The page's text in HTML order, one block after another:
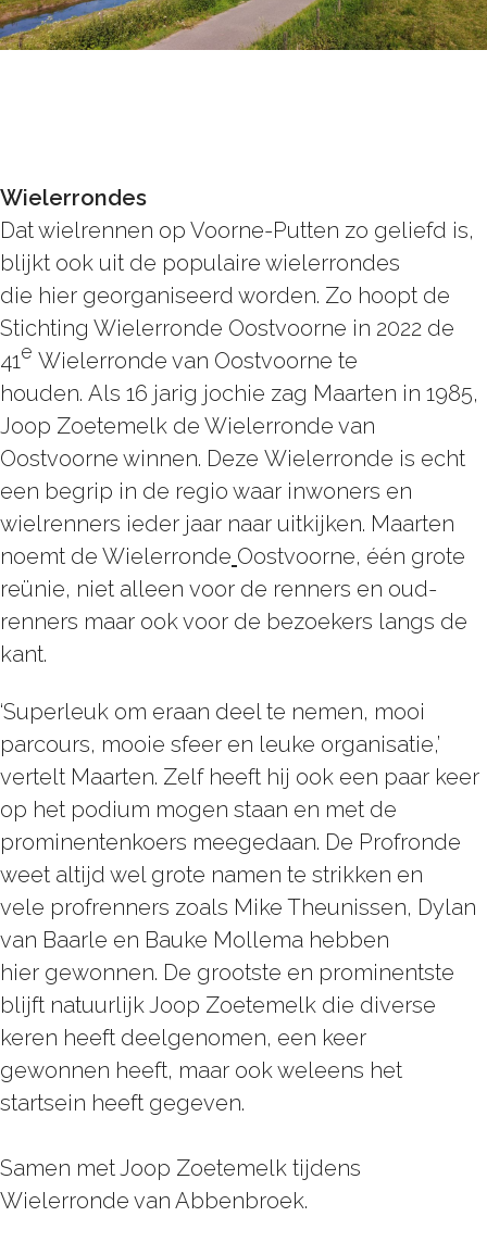
Wielerrondes
Dat wielrennen op Voorne-Putten zo geliefd is,
blijkt ook uit de populaire wielerrondes
die hier georganiseerd worden. Zo hoopt de
Stichting Wielerronde Oostvoorne in 2022 de
41e Wielerronde van Oostvoorne te
houden. Als 16 jarig jochie zag Maarten in 1985,
Joop Zoetemelk de Wielerronde van
Oostvoorne winnen. Deze Wielerronde is echt
een begrip in de regio waar inwoners en
wielrenners ieder jaar naar uitkijken. Maarten
noemt de Wielerronde Oostvoorne, één grote
reünie, niet alleen voor de renners en oud-
renners maar ook voor de bezoekers langs de
kant.
‘Superleuk om eraan deel te nemen, mooi
parcours, mooie sfeer en leuke organisatie,’
vertelt Maarten. Zelf heeft hij ook een paar keer
op het podium mogen staan en met de
prominentenkoers meegedaan. De Profronde
weet altijd wel grote namen te strikken en
vele profrenners zoals Mike Theunissen, Dylan
van Baarle en Bauke Mollema hebben
hier gewonnen. De grootste en prominentste
blijft natuurlijk Joop Zoetemelk die diverse
keren heeft deelgenomen, een keer
gewonnen heeft, maar ook weleens het
startsein heeft gegeven.
Samen met Joop Zoetemelk tijdens
Wielerronde van Abbenbroek.